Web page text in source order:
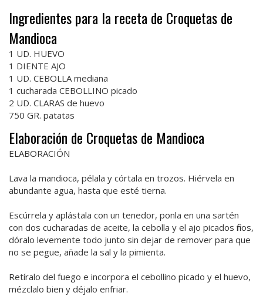
Ingredientes para la receta de Croquetas de
Mandioca
1 UD. HUEVO
1 DIENTE AJO
1 UD. CEBOLLA mediana
1 cucharada CEBOLLINO picado
2 UD. CLARAS de huevo
750 GR. patatas
Elaboración de Croquetas de Mandioca
ELABORACIÓN
Lava la mandioca, pélala y córtala en trozos. Hiérvela en
abundante agua, hasta que esté tierna.
Escúrrela y aplástala con un tenedor, ponla en una sartén
con dos cucharadas de aceite, la cebolla y el ajo picados finos,
dóralo levemente todo junto sin dejar de remover para que
no se pegue, añade la sal y la pimienta.
Retíralo del fuego e incorpora el cebollino picado y el huevo,
mézclalo bien y déjalo enfriar.